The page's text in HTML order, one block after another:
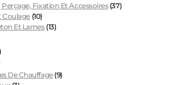
Perçage, Fixation Et Accessoires (37)
Coulage (10)
Et Lames (13)
De Chauffage (9)